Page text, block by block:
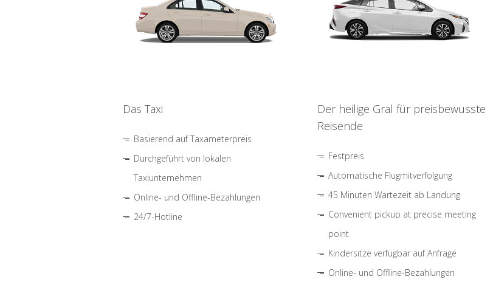
Das Taxi
Basierend auf Taxameterpreis
Durchgeführt von lokalen
Taxiunternehmen
Online- und Offline-Bezahlungen
24/7-Hotline
Der heilige Gral für preisbewusste
Reisende
Festpreis
Automatische Flugmitverfolgung
45 Minuten Wartezeit ab Landung
Convenient pickup at precise meeting
point
Kindersitze verfügbar auf Anfrage
Online- und Offline-Bezahlungen